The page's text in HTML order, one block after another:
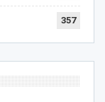
357